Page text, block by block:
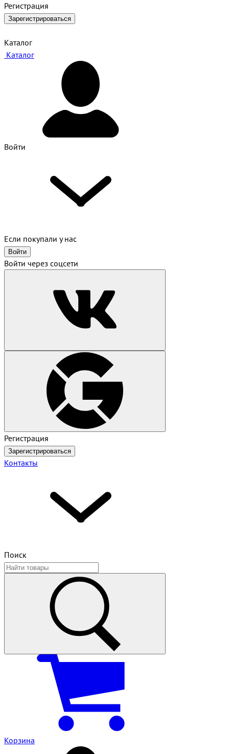
Регистрация
Зарегистрироваться
Каталог
Каталог
Войти
Если покупали у нас
Войти
Войти через соцсети
Регистрация
Зарегистрироваться
Контакты
Поиск
Корзина